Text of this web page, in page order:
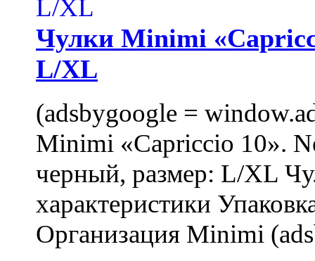
Чулки Minimi
L/XL
(adsbygoogle =
Minimi «Capriccio 10».
черный, размер: L/XL
характеристики
Организация Minimi